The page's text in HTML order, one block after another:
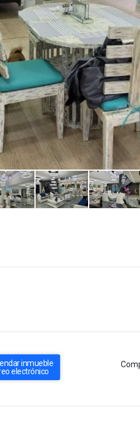
inmueble
electrónico